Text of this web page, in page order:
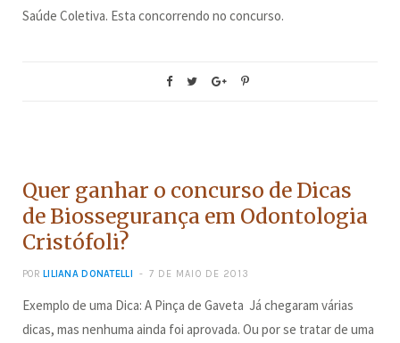
Saúde Coletiva. Esta concorrendo no concurso.
Quer ganhar o concurso de Dicas
de Biossegurança em Odontologia
Cristófoli?
POR LILIANA DONATELLI 7 DE MAIO DE 2013
Exemplo de uma Dica: A Pinça de Gaveta Já chegaram várias
dicas, mas nenhuma ainda foi aprovada. Ou por se tratar de uma